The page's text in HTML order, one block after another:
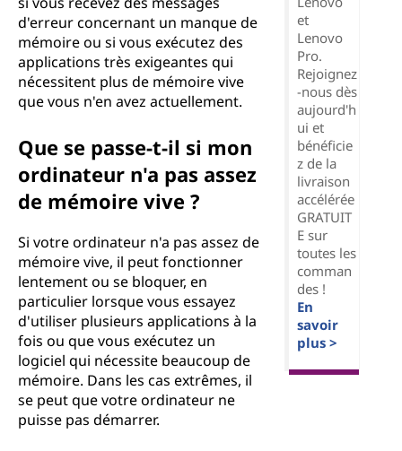
d'erreur concernant un manque de
mémoire ou si vous exécutez des
applications très exigeantes qui
nécessitent plus de mémoire vive
que vous n'en avez actuellement.
Que se passe-t-il si mon
ordinateur n'a pas assez
de mémoire vive ?
Si votre ordinateur n'a pas assez de
mémoire vive, il peut fonctionner
lentement ou se bloquer, en
particulier lorsque vous essayez
d'utiliser plusieurs applications à la
fois ou que vous exécutez un
logiciel qui nécessite beaucoup de
mémoire. Dans les cas extrêmes, il
se peut que votre ordinateur ne
puisse pas démarrer.
et
Lenovo
Pro.
Rejoignez
-nous dès
aujourd'h
ui et
bénéficie
z de la
livraison
accélérée
GRATUIT
E sur
toutes les
comman
des !
En
savoir
plus >